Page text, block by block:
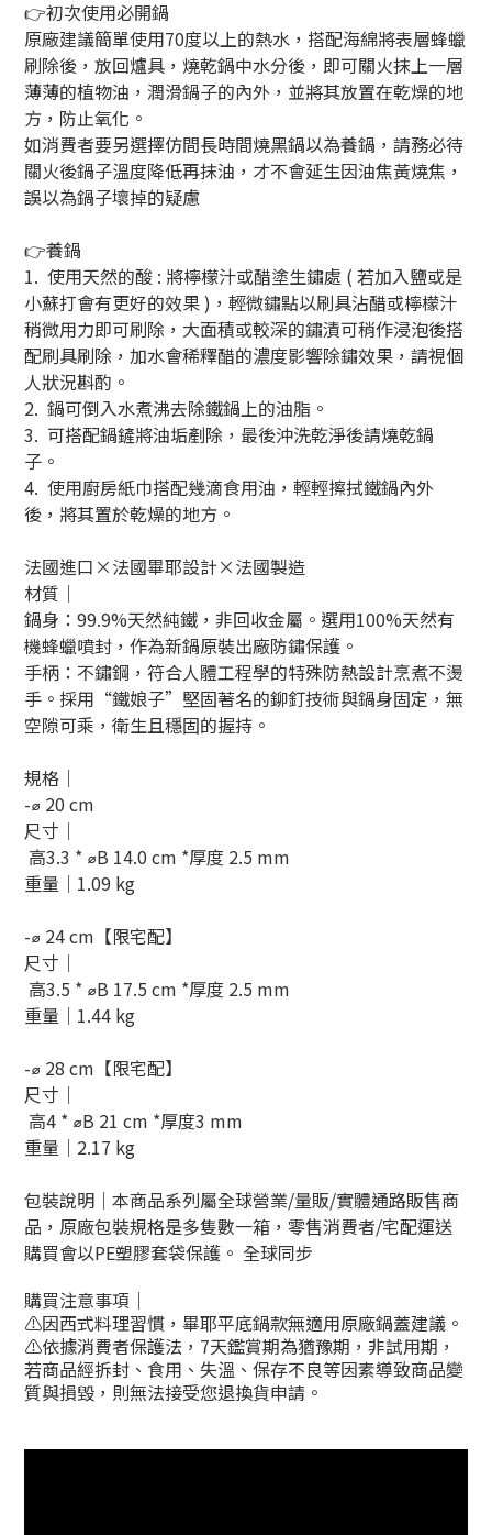
👉初次使用必開鍋
原廠建議簡單使用70度以上的熱水，搭配海綿將表層蜂蠟
刷除後，放回爐具，燒乾鍋中水分後，即可關火抹上一層
薄薄的植物油，潤滑鍋子的內外，並將其放置在乾燥的地
方，防止氧化。
如消費者要另選擇仿間長時間燒黑鍋以為養鍋，請務必待
關火後鍋子溫度降低再抹油，才不會延生因油焦黃燒焦，
誤以為鍋子壞掉的疑慮
👉養鍋
1. 使用天然的酸 : 將檸檬汁或醋塗生鏽處 ( 若加入鹽或是
小蘇打會有更好的效果 )，輕微鏽點以刷具沾醋或檸檬汁
稍微用力即可刷除，大面積或較深的鏽漬可稍作浸泡後搭
配刷具刷除，加水會稀釋醋的濃度影響除鏽效果，請視個
人狀況斟酌。
2. 鍋可倒入水煮沸去除鐵鍋上的油脂。
3. 可搭配鍋鏟將油垢剷除，最後沖洗乾淨後請燒乾鍋
子。
4. 使用廚房紙巾搭配幾滴食用油，輕輕擦拭鐵鍋內外
後，將其置於乾燥的地方。
法國進口×法國畢耶設計×法國製造
材質｜
鍋身：99.9%天然純鐵，非回收金屬。選用100%天然有
機蜂蠟噴封，作為新鍋原裝出廠防鏽保護。
手柄：不鏽鋼，符合人體工程學的特殊防熱設計烹煮不燙
手。採用“鐵娘子”堅固著名的鉚釘技術與鍋身固定，無
空隙可乘，衛生且穩固的握持。
規格｜
-⌀ 20 cm
尺寸｜
高3.3 * ⌀B 14.0 cm *厚度 2.5 mm
重量｜ 1.09 kg
-⌀ 24 cm 【限宅配】
尺寸｜
高3.5 * ⌀B 17.5 cm *厚度 2.5 mm
重量｜ 1.44 kg
-⌀ 28 cm 【限宅配】
尺寸｜
高4 * ⌀B 21 cm *厚度3 mm
重量｜ 2.17 kg
包裝說明｜本商品系列屬全球營業/量販/實體通路販售商
品，原廠包裝規格是多隻數一箱，零售消費者/宅配運送
購買會以PE塑膠套袋保護。 全球同步
購買注意事項｜
⚠️因西式料理習慣，畢耶平底鍋款無適用原廠鍋蓋建議。
⚠️依據消費者保護法，7天鑑賞期為猶豫期，非試用期，
若商品經拆封、食用、失溫、保存不良等因素導致商品變
質與損毀，則無法接受您退換貨申請。